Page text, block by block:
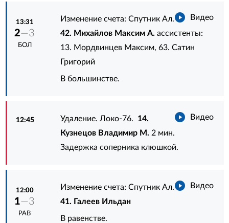
13:31
2—3
БОЛ
Видео
Изменение счета: Спутник Ал.
42. Михайлов Максим А. ассистенты:
13. Мордвинцев Максим,63. Сатин
Григорий
В большинстве.
12:45 Видео
Удаление. Локо-76. 14.
Кузнецов Владимир М. 2 мин.
Задержка соперника клюшкой.
12:00
1—3
РАВ
Видео
Изменение счета: Спутник Ал.
41. Галеев Ильдан
В равенстве.